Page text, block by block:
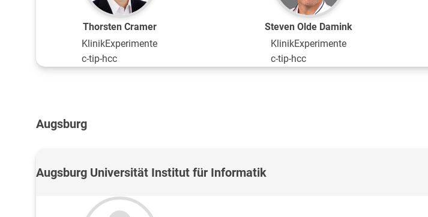
Thorsten Cramer
KlinikExperimente
c-tip-hcc
Steven Olde Damink
KlinikExperimente
c-tip-hcc
Augsburg
Augsburg Universität Institut für Informatik